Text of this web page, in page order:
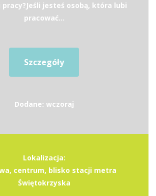
jesteś osobą, która lubi
pracować...
Szczegóły
Dodane: wczoraj
Lokalizacja:
centrum, blisko stacji metra
Świętokrzyska